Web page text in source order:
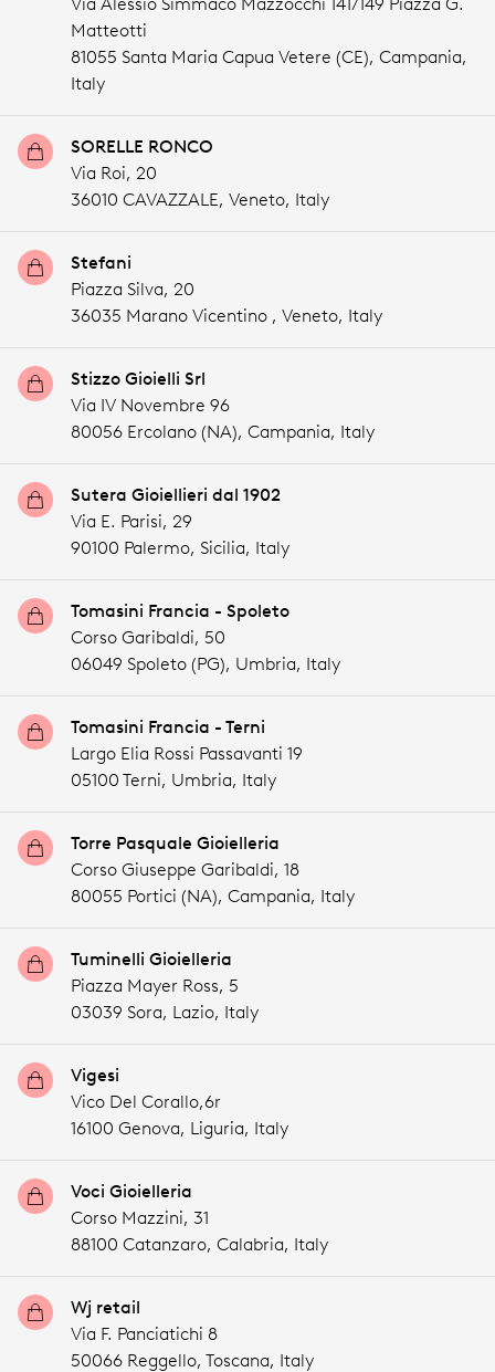
Matteotti
81055 Santa Maria Capua Vetere (CE), Campania,
Italy
SORELLE RONCO
Via Roi, 20
36010 CAVAZZALE, Veneto, Italy
Stefani
Piazza Silva, 20
36035 Marano Vicentino , Veneto, Italy
Stizzo Gioielli Srl
Via IV Novembre 96
80056 Ercolano (NA), Campania, Italy
Sutera Gioiellieri dal 1902
Via E. Parisi, 29
90100 Palermo, Sicilia, Italy
Tomasini Francia - Spoleto
Corso Garibaldi, 50
06049 Spoleto (PG), Umbria, Italy
Tomasini Francia - Terni
Largo Elia Rossi Passavanti 19
05100 Terni, Umbria, Italy
Torre Pasquale Gioielleria
Corso Giuseppe Garibaldi, 18
80055 Portici (NA), Campania, Italy
Tuminelli Gioielleria
Piazza Mayer Ross, 5
03039 Sora, Lazio, Italy
Vigesi
Vico Del Corallo,6r
16100 Genova, Liguria, Italy
Voci Gioielleria
Corso Mazzini, 31
88100 Catanzaro, Calabria, Italy
Wj retail
Via F. Panciatichi 8
50066 Reggello, Toscana, Italy